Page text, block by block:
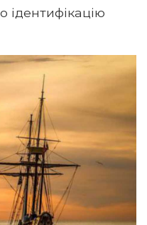
ідентифікацію